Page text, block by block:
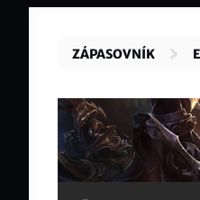
ZÁPASOVNÍK